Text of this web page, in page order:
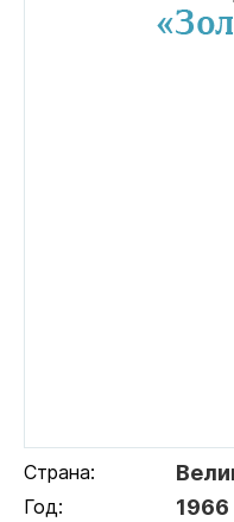
Страна:
Год: 1966